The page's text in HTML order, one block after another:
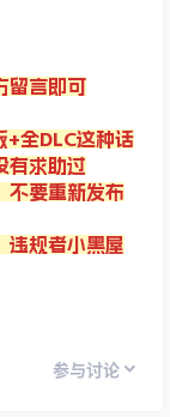
留言即可
+全DLC这种话
有求助过
不要重新发布
违规者小黑屋
参与讨论